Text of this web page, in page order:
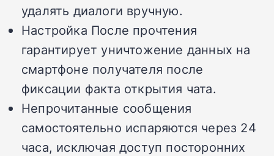
удалять диалоги вручную.
Настройка После прочтения
гарантирует уничтожение данных на
смартфоне получателя после
фиксации факта открытия чата.
Непрочитанные сообщения
самостоятельно испаряются через 24
часа, исключая доступ посторонних